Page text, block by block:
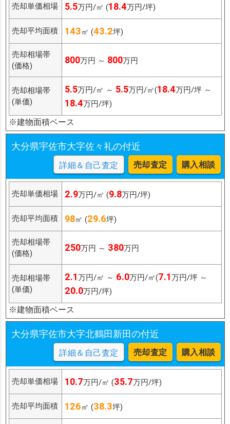
売却単価相場 5.5万円/㎡ (18.4万円/坪)
売却平均面積 143㎡ (43.2坪)
売却相場帯
(価格)
800万円 ～ 800万円
売却相場帯
(単価)
5.5万円/㎡ ～ 5.5万円/㎡(18.4万円/坪 ～
18.4万円/坪)
※建物面積ベース
大分県宇佐市大字佐々礼の付近
詳細＆自己査定 売却査定 購入相談
売却単価相場 2.9万円/㎡ (9.8万円/坪)
売却平均面積 98㎡ (29.6坪)
売却相場帯
(価格)
250万円 ～ 380万円
売却相場帯
(単価)
2.1万円/㎡ ～ 6.0万円/㎡(7.1万円/坪 ～
20.0万円/坪)
※建物面積ベース
大分県宇佐市大字北鶴田新田の付近
詳細＆自己査定 売却査定 購入相談
売却単価相場 10.7万円/㎡ (35.7万円/坪)
売却平均面積 126㎡ (38.3坪)